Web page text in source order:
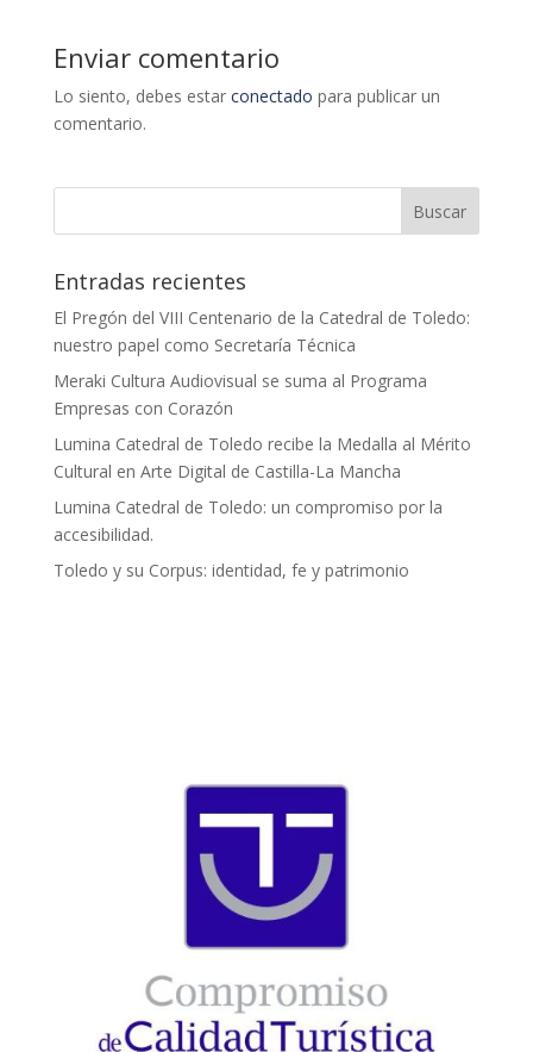
Enviar comentario
Lo siento, debes estar conectado para publicar un
comentario.
Entradas recientes
El Pregón del VIII Centenario de la Catedral de Toledo:
nuestro papel como Secretaría Técnica
Meraki Cultura Audiovisual se suma al Programa
Empresas con Corazón
Lumina Catedral de Toledo recibe la Medalla al Mérito
Cultural en Arte Digital de Castilla-La Mancha
Lumina Catedral de Toledo: un compromiso por la
accesibilidad.
Toledo y su Corpus: identidad, fe y patrimonio